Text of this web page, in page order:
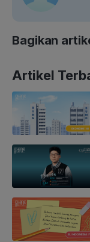
Bagikan
Artikel